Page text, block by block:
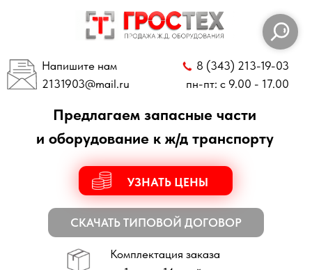
пн-пт: с 9.00 - 17.00
2131903
СКАЧАТЬ ТИПОВОЙ ДОГОВОР
Предлагаем запасные части
Комплектация заказа
от 1-го до 14 дней
по всем техническим вопросам
по всей России